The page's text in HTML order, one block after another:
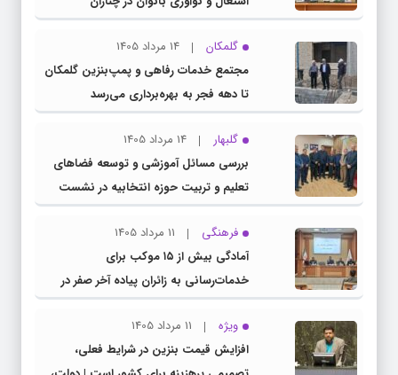
گلمکان
14 مرداد 1405
مجتمع خدمات رفاهی و پمپ‌بنزین گلمکان
تا دهه فجر به بهره‌برداری می‌رسد
گلبهار
14 مرداد 1405
بررسی مسائل آموزشی و توسعه فضاهای
تعلیم و تربیت حوزه انتخابیه در نشست
مشترک عضو کمیسیون آموزش مجلس با
مدیرکل آموزش و پرورش خراسان رضوی
فرهنگی
11 مرداد 1405
آمادگی بیش از ۱۵ موکب برای
خدمات‌رسانی به زائران پیاده آخر صفر در
شهرستان چناران
ویژه
11 مرداد 1405
افزایش قیمت بنزین در شرایط فعلی،